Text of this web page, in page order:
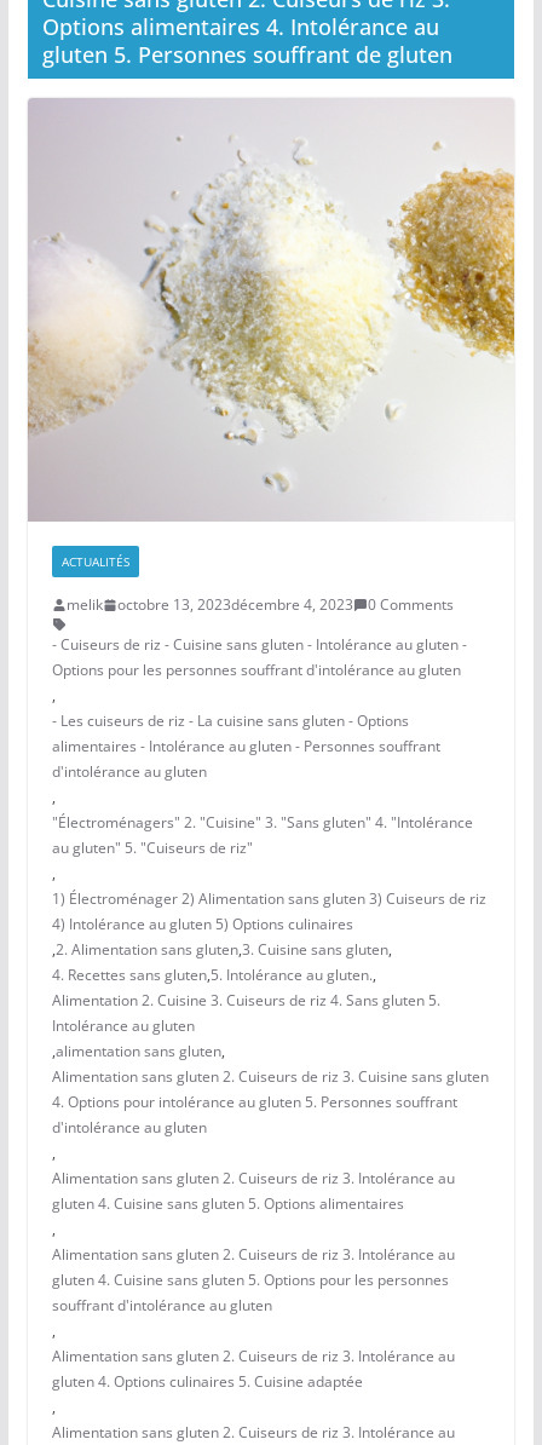
Options alimentaires 4. Intolérance au
gluten 5. Personnes souffrant de gluten
ACTUALITÉS
melik octobre 13, 2023décembre 4, 2023
0 Comments
- Cuiseurs de riz - Cuisine sans gluten - Intolérance au gluten -
Options pour les personnes souffrant d'intolérance au gluten
,
- Les cuiseurs de riz - La cuisine sans gluten - Options
alimentaires - Intolérance au gluten - Personnes souffrant
d'intolérance au gluten
,
"Électroménagers" 2. "Cuisine" 3. "Sans gluten" 4. "Intolérance
au gluten" 5. "Cuiseurs de riz"
,
1) Électroménager 2) Alimentation sans gluten 3) Cuiseurs de riz
4) Intolérance au gluten 5) Options culinaires
,2. Alimentation sans gluten,3. Cuisine sans gluten,
4. Recettes sans gluten,5. Intolérance au gluten.,
Alimentation 2. Cuisine 3. Cuiseurs de riz 4. Sans gluten 5.
Intolérance au gluten
,alimentation sans gluten,
Alimentation sans gluten 2. Cuiseurs de riz 3. Cuisine sans gluten
4. Options pour intolérance au gluten 5. Personnes souffrant
d'intolérance au gluten
,
Alimentation sans gluten 2. Cuiseurs de riz 3. Intolérance au
gluten 4. Cuisine sans gluten 5. Options alimentaires
,
Alimentation sans gluten 2. Cuiseurs de riz 3. Intolérance au
gluten 4. Cuisine sans gluten 5. Options pour les personnes
souffrant d'intolérance au gluten
,
Alimentation sans gluten 2. Cuiseurs de riz 3. Intolérance au
gluten 4. Options culinaires 5. Cuisine adaptée
,
Alimentation sans gluten 2. Cuiseurs de riz 3. Intolérance au